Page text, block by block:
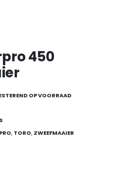
450
OP VOORRAAD
, TORO, ZWEEFMAAIER